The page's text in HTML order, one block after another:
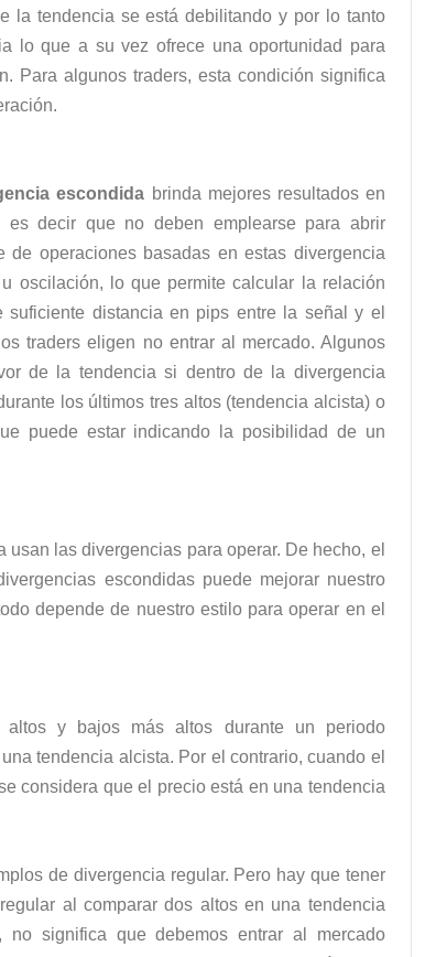
la tendencia se está debilitando y por lo tanto
lo que a su vez ofrece una oportunidad para
Para algunos traders, esta condición significa
escondida brinda mejores resultados en
decir que no deben emplearse para abrir
operaciones basadas en estas divergencia
oscilación, lo que permite calcular la relación
distancia en pips entre la señal y el
traders eligen no entrar al mercado. Algunos
de la tendencia si dentro de la divergencia
los últimos tres altos (tendencia alcista) o
puede estar indicando la posibilidad de un
las divergencias para operar. De hecho, el
escondidas puede mejorar nuestro
depende de nuestro estilo para operar en el
y bajos más altos durante un periodo
tendencia alcista. Por el contrario, cuando el
considera que el precio está en una tendencia
de divergencia regular. Pero hay que tener
al comparar dos altos en una tendencia
significa que debemos entrar al mercado